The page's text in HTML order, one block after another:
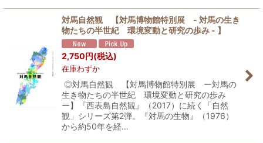
対馬自然観 【対馬博物館特別展 - 対馬の生き
物たちの半世紀 環境変動と研究の歩み - 】
2,750円(税込)
在庫わずか
◎対馬自然観 【対馬博物館特別展 ー対馬の
生き物たちの半世紀 環境変動と研究の歩み
ー】『西表島自然観』（2017）に続く「自然
観」シリーズ第2弾。『対馬の生物』（1976）
から約50年を経…